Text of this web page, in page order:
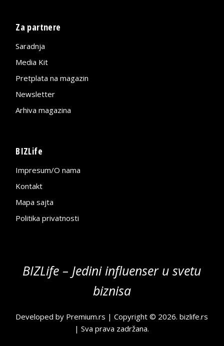
Za partnere
Saradnja
Media Kit
Pretplata na magazin
Newsletter
Arhiva magazina
BIZLife
Impresum/O nama
Kontakt
Mapa sajta
Politika privatnosti
BIZLife – Jedini influenser u svetu
biznisa
Developed by Premium.rs | Copyright © 2026.bizlife.rs
| Sva prava zadržana.